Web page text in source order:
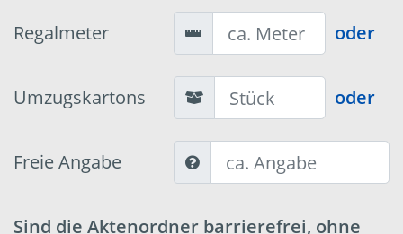
Regalmeter oder
Umzugskartons oder
Freie Angabe
Sind die Aktenordner barrierefrei, ohne